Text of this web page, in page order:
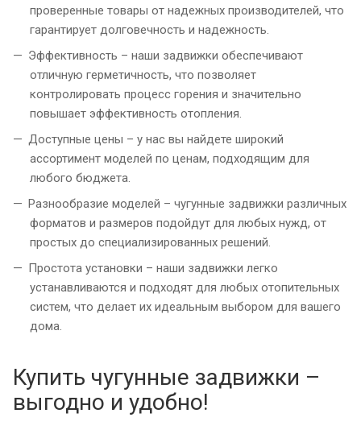
проверенные товары от надежных производителей, что
гарантирует долговечность и надежность.
Эффективность – наши задвижки обеспечивают
отличную герметичность, что позволяет
контролировать процесс горения и значительно
повышает эффективность отопления.
Доступные цены – у нас вы найдете широкий
ассортимент моделей по ценам, подходящим для
любого бюджета.
Разнообразие моделей – чугунные задвижки различных
форматов и размеров подойдут для любых нужд, от
простых до специализированных решений.
Простота установки – наши задвижки легко
устанавливаются и подходят для любых отопительных
систем, что делает их идеальным выбором для вашего
дома.
Купить чугунные задвижки –
выгодно и удобно!